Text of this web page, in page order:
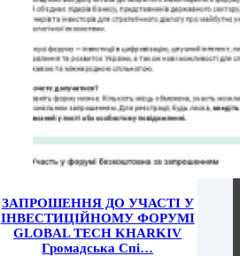
ЗАПРОШЕННЯ ДО УЧАСТІ У
ІНВЕСТИЦІЙНОМУ ФОРУМІ
GLOBAL TECH KHARKIV
Громадська Спі…